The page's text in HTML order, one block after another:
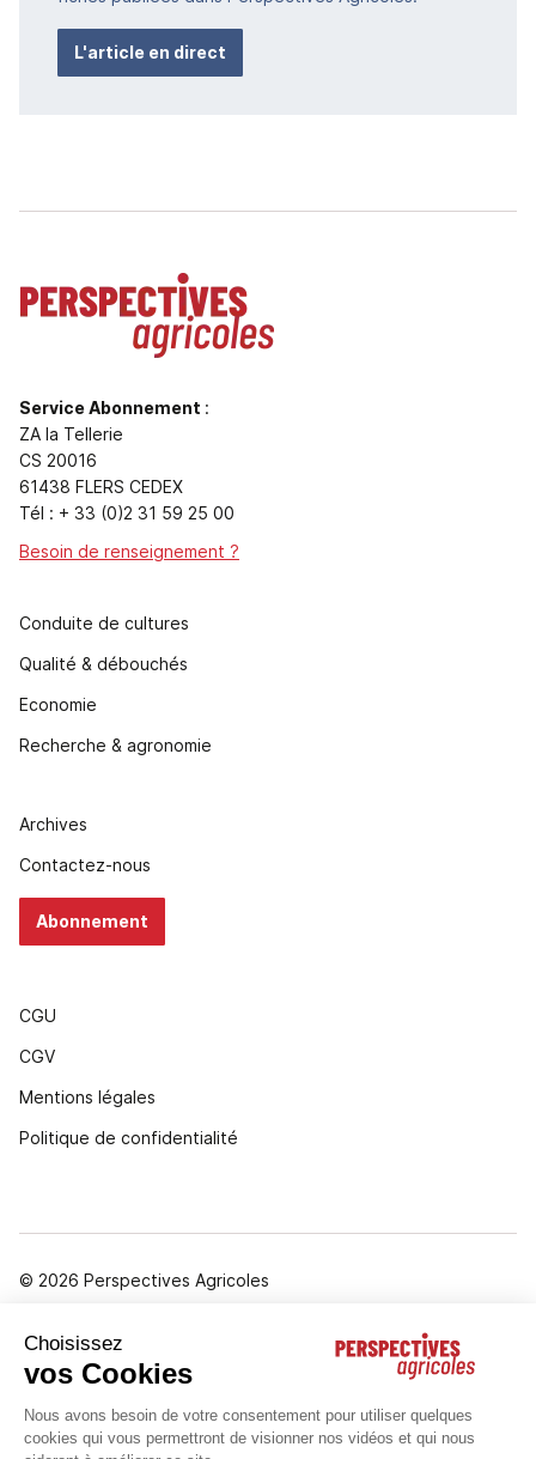
L'article en direct
Service Abonnement :
ZA la Tellerie
CS 20016
61438 FLERS CEDEX
Tél : + 33 (0)2 31 59 25 00
Besoin de renseignement ?
Conduite de cultures
Qualité & débouchés
Economie
Recherche & agronomie
Archives
Contactez-nous
Abonnement
CGU
CGV
Mentions légales
Politique de confidentialité
© 2026 Perspectives Agricoles